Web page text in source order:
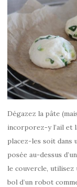
Dégazez la pâte
incorporez-y l’ail et
placez-les soit dans
posée au-dessus
le couvercle, utilisez
bol d’un robot